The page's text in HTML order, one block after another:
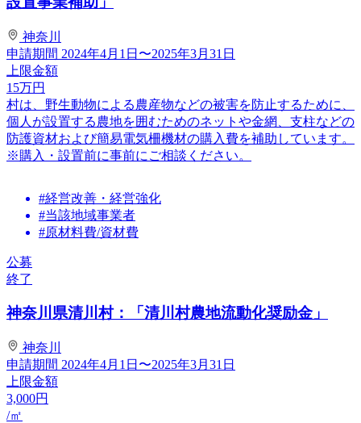
神奈川
申請期間 2024年4月1日〜2025年3月31日
上限金額
15万円
村は、野生動物による農産物などの被害を防止するために、
個人が設置する農地を囲むためのネットや金網、支柱などの
防護資材および簡易電気柵機材の購入費を補助しています。
※購入・設置前に事前にご相談ください。
#経営改善・経営強化
#当該地域事業者
#原材料費/資材費
公募
終了
神奈川県清川村：「清川村農地流動化奨励金」
神奈川
申請期間 2024年4月1日〜2025年3月31日
上限金額
3,000円
/㎡